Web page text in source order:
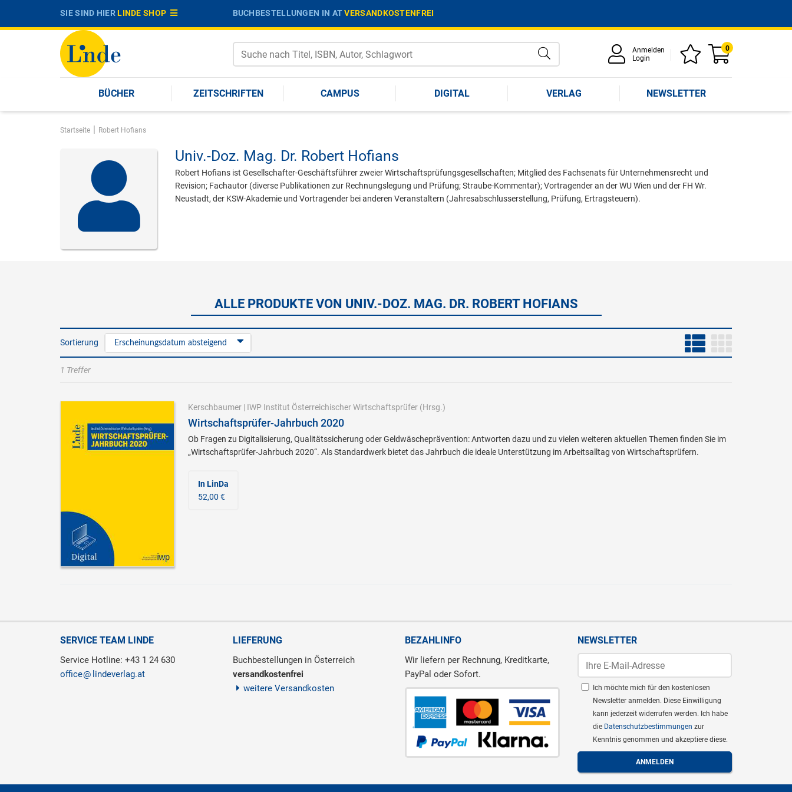
SIE SIND HIERLINDE SHOP BUCHBESTELLUNGEN IN ATVERSANDKOSTENFREI
Anmelden
Login
0
BÜCHER ZEITSCHRIFTEN CAMPUS DIGITAL VERLAG NEWSLETTER
Startseite | Robert Hofians
Univ.-Doz. Mag. Dr. Robert Hofians
Robert Hofians ist Gesellschafter-Geschäftsführer zweier Wirtschaftsprüfungsgesellschaften; Mitglied des Fachsenats für Unternehmensrecht und
Revision; Fachautor (diverse Publikationen zur Rechnungslegung und Prüfung; Straube-Kommentar); Vortragender an der WU Wien und der FH Wr.
Neustadt, der KSW-Akademie und Vortragender bei anderen Veranstaltern (Jahresabschlusserstellung, Prüfung, Ertragsteuern).
ALLE PRODUKTE VON UNIV.-DOZ. MAG. DR. ROBERT HOFIANS
Sortierung Erscheinungsdatum absteigend
1 Treffer
Kerschbaumer| IWP Institut Österreichischer Wirtschaftsprüfer(Hrsg.)
Wirtschaftsprüfer-Jahrbuch 2020
Ob Fragen zu Digitalisierung, Qualitätssicherung oder Geldwäscheprävention: Antworten dazu und zu vielen weiteren aktuellen Themen finden Sie im
„Wirtschaftsprüfer-Jahrbuch 2020“. Als Standardwerk bietet das Jahrbuch die ideale Unterstützung im Arbeitsalltag von Wirtschaftsprüfern.
In LinDa
52,00 €
SERVICE TEAM LINDE
Service Hotline: +43 1 24 630
office
lindeverlag.at
LIEFERUNG
Buchbestellungen in Österreich
versandkostenfrei
weitere Versandkosten
BEZAHLINFO
Wir liefern per Rechnung, Kreditkarte,
PayPal oder Sofort.
NEWSLETTER
Ich möchte mich für den kostenlosen
Newsletter anmelden. Diese Einwilligung
kann jederzeit widerrufen werden. Ich habe
die Datenschutzbestimmungen zur
Kenntnis genommen und akzeptiere diese.